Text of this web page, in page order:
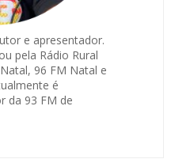
e apresentador.
pela Rádio Rural
96 FM Natal e
é
da 93 FM de